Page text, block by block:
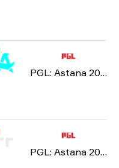
PGL: Astana 2026
PGL: Astana 2026